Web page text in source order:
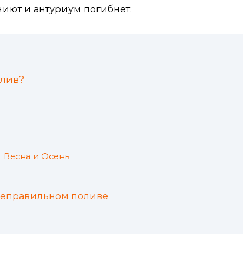
и антуриум погибнет.
Весна и Осень
поливе